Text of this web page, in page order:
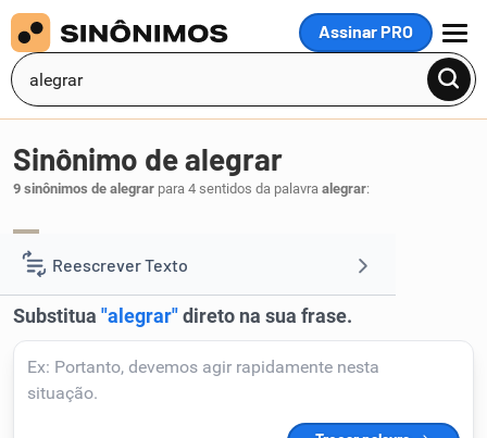
Assinar PRO
MENU
Reescrever Texto
Resumir Texto
Corrigir Texto
Sinônimo de alegrar
9 sinônimos de alegrar para 4 sentidos da palavra alegrar: